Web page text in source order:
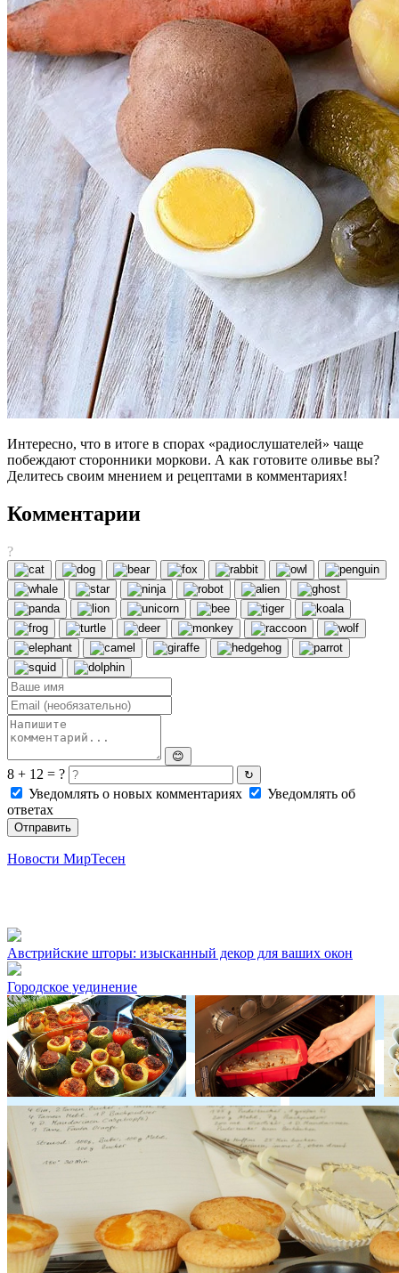
Интересно, что в итоге в спорах «радиослушателей» чаще
побеждают сторонники моркови. А как готовите оливье вы?
Делитесь своим мнением и рецептами в комментариях!
Комментарии
?
😊
8 + 12 = ? ↻
Уведомлять о новых комментариях
Уведомлять об
ответах
Отправить
Новости МирТесен
Австрийские шторы: изысканный декор для ваших окон
Городское уединение